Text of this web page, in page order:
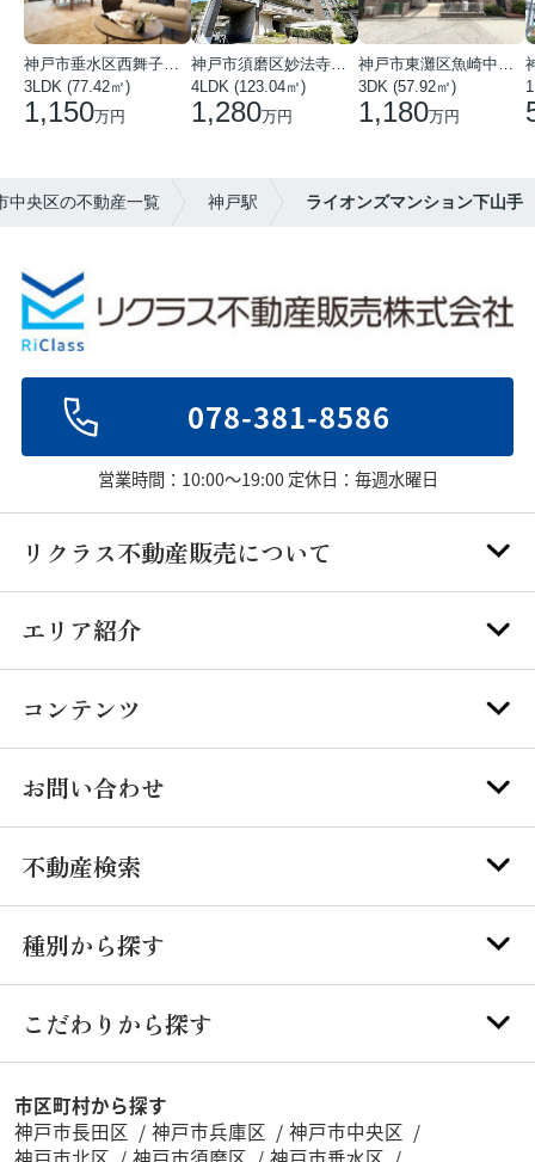
神戸市垂水区西舞子１丁目
3LDK (77.42㎡)
1,150万円
神戸市須磨区妙法寺字岩山
4LDK (123.04㎡)
1,280万円
神戸市東灘区魚崎中町４丁目
3DK (57.92㎡)
1,180万円
中央区の不動産一覧 神戸駅 ライオンズマンション下山手
078-381-8586
営業時間：10:00～19:00 定休日：毎週水曜日
リクラス不動産販売について
エリア紹介
コンテンツ
お問い合わせ
不動産検索
種別から探す
こだわりから探す
市区町村から探す
神戸市長田区
神戸市兵庫区
神戸市中央区